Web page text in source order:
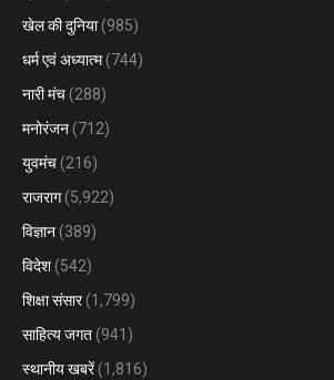
खेल की दुनिया(985)
धर्म एवं अध्यात्म(744)
नारी मंच (288)
मनोरंजन (712)
युवमंच (216)
राजराग(5,922)
विज्ञान (389)
विदेश (542)
शिक्षा संसार(1,799)
साहित्य जगत (941)
स्थानीय खबरें(1,816)